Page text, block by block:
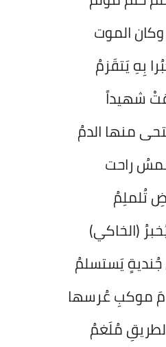
وكان الموت
بِهِ يَتقَزمُ
شهيداً
منها الدمُ
راحت
تُلملِمُ
(الخاكي)
يَستسلمُ
موكبِ عُرسها
مُلَغمُ